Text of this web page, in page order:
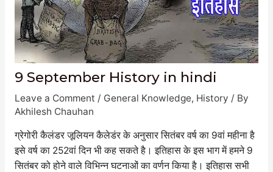
9 September History in hindi
Leave a Comment / General Knowledge, History / By
Akhilesh Chauhan
ग्रेगोरी कैलंडर जूलियन कैलेडंर के अनुसार सितंबर वर्ष का 9वां महीना है
इसे वर्ष का 252वां दिन भी कह सकते है। इतिहास के इस भाग में हमने 9
सितंबर को होने वाले विभिन्न घटनाओं का वर्णन किया है। इतिहास सभी